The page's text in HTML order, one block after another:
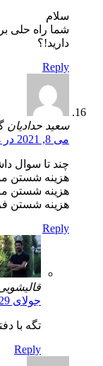
سلام
شما راه حلی
دارید!؟
Reply
سعید حدادیان
می 8, 2021 در 8:54 ق.ظ
چند تا سوال
هزینه شستن
هزینه شستن
هزینه شستن فرش
Reply
جولای 29, 2021 در 2:28 ق.ظ
تگه با
Reply